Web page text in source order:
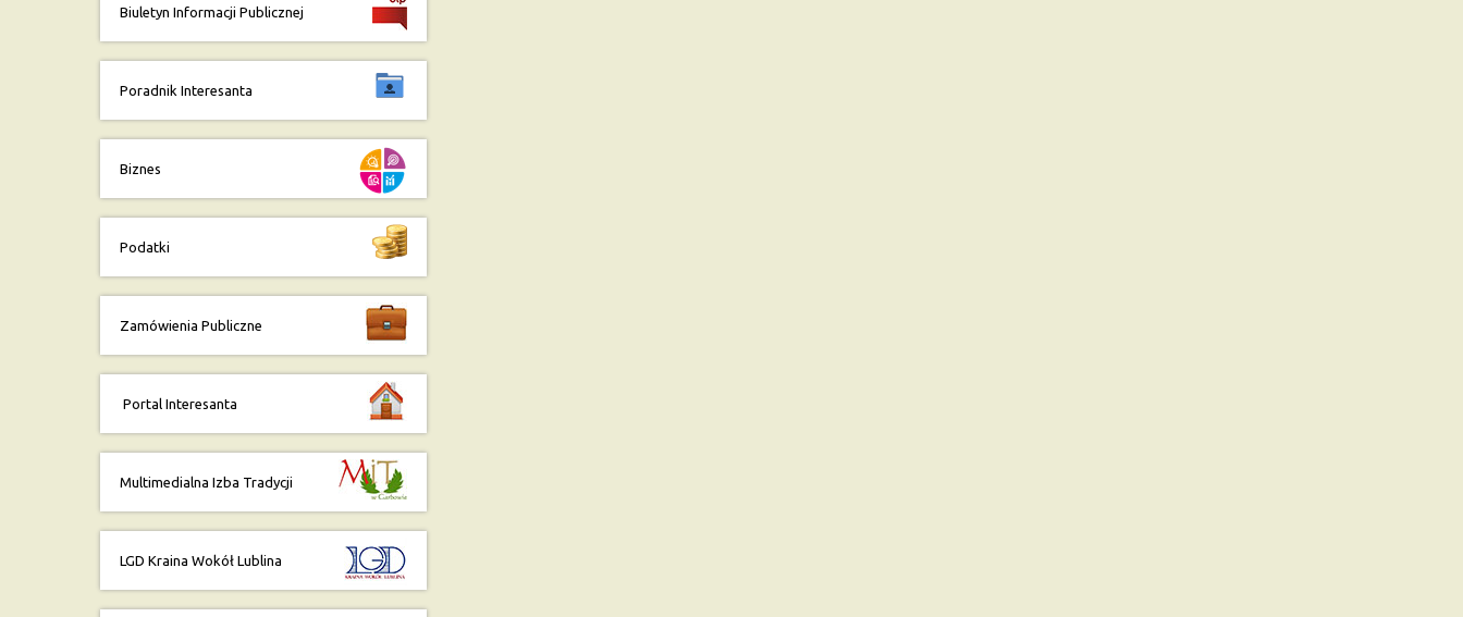
Biuletyn Informacji Publicznej
Poradnik Interesanta
Biznes
Podatki
Zamówienia Publiczne
Portal Interesanta
Multimedialna Izba Tradycji
LGD Kraina Wokół Lublina